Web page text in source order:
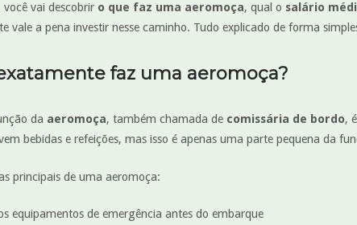
vai descobrir o que faz uma aeromoça, qual o salário
vale a pena investir nesse caminho. Tudo explicado de forma
faz uma aeromoça?
da aeromoça, também chamada de comissária de bordo,
bebidas e refeições, mas isso é apenas uma parte pequena da
principais de uma aeromoça:
equipamentos de emergência antes do embarque